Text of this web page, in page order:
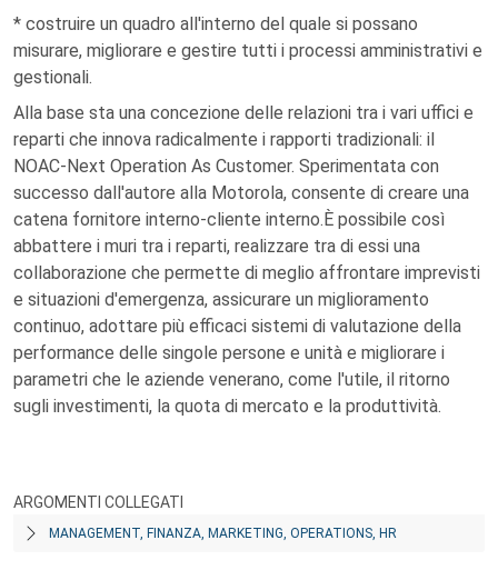
* costruire un quadro all'interno del quale si possano
misurare, migliorare e gestire tutti i processi amministrativi e
gestionali.
Alla base sta una concezione delle relazioni tra i vari uffici e
reparti che innova radicalmente i rapporti tradizionali: il
NOAC-Next Operation As Customer. Sperimentata con
successo dall'autore alla Motorola, consente di creare una
catena fornitore interno-cliente interno.È possibile così
abbattere i muri tra i reparti, realizzare tra di essi una
collaborazione che permette di meglio affrontare imprevisti
e situazioni d'emergenza, assicurare un miglioramento
continuo, adottare più efficaci sistemi di valutazione della
performance delle singole persone e unità e migliorare i
parametri che le aziende venerano, come l'utile, il ritorno
sugli investimenti, la quota di mercato e la produttività.
ARGOMENTI COLLEGATI
MANAGEMENT, FINANZA, MARKETING, OPERATIONS, HR